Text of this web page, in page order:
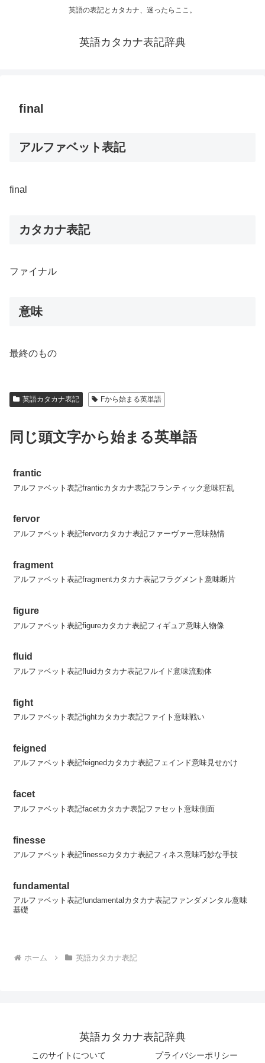
英語の表記とカタカナ、迷ったらここ。
英語カタカナ表記辞典
final
アルファベット表記
final
カタカナ表記
ファイナル
意味
最終のもの
英語カタカナ表記 Fから始まる英単語
同じ頭文字から始まる英単語
frantic
アルファベット表記franticカタカナ表記フランティック意味狂乱
fervor
アルファベット表記fervorカタカナ表記ファーヴァー意味熱情
fragment
アルファベット表記fragmentカタカナ表記フラグメント意味断片
figure
アルファベット表記figureカタカナ表記フィギュア意味人物像
fluid
アルファベット表記fluidカタカナ表記フルイド意味流動体
fight
アルファベット表記fightカタカナ表記ファイト意味戦い
feigned
アルファベット表記feignedカタカナ表記フェインド意味見せかけ
facet
アルファベット表記facetカタカナ表記ファセット意味側面
finesse
アルファベット表記finesseカタカナ表記フィネス意味巧妙な手技
fundamental
アルファベット表記fundamentalカタカナ表記ファンダメンタル意味
基礎
ホーム 英語カタカナ表記
英語カタカナ表記辞典
このサイトについて プライバシーポリシー